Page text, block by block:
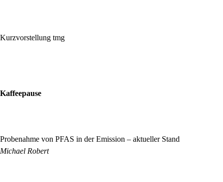
Kurzvorstellung tmg
Kaffeepause
Probenahme von PFAS in der Emission – aktueller Stand
Michael Robert